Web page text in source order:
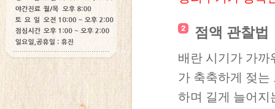
점액 관찰법
배란 시기가 가까
가 축축하게 젖는
하며 길게 늘어지